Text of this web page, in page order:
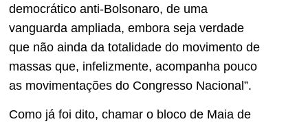
democrático anti-Bolsonaro, de uma
vanguarda ampliada, embora seja verdade
que não ainda da totalidade do movimento de
massas que, infelizmente, acompanha pouco
as movimentações do Congresso Nacional”.
Como já foi dito, chamar o bloco de Maia de